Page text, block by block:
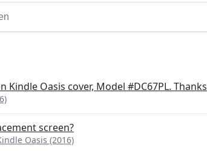
Kindle Oasis cover, Model #DC67PL. Thanks
screen?
Oasis (2016)